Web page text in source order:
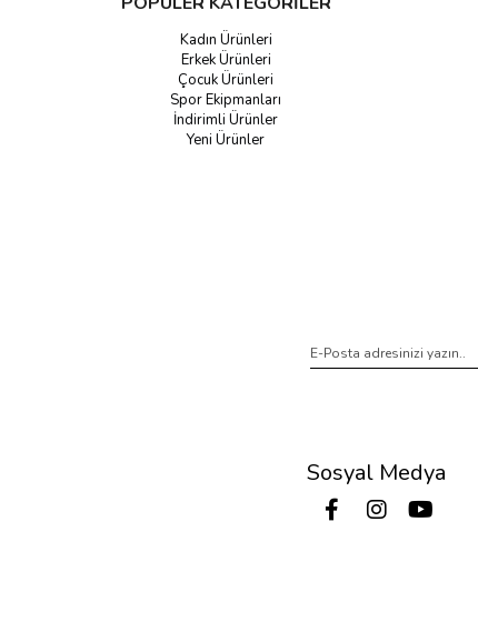
Kadın Ürünleri
Erkek Ürünleri
Çocuk Ürünleri
Spor Ekipmanları
İndirimli Ürünler
Yeni Ürünler
Sosyal Medya